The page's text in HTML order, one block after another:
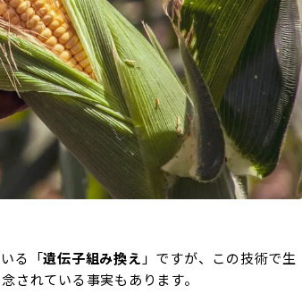
る「遺伝子組み換え 」ですが、この技術で生
されている事実もあります。